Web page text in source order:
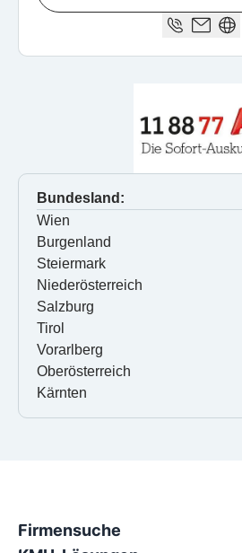
Bundesland:
Wien
Burgenland
Steiermark
Niederösterreich
Salzburg
Tirol
Vorarlberg
Oberösterreich
Kärnten
Firmensuche